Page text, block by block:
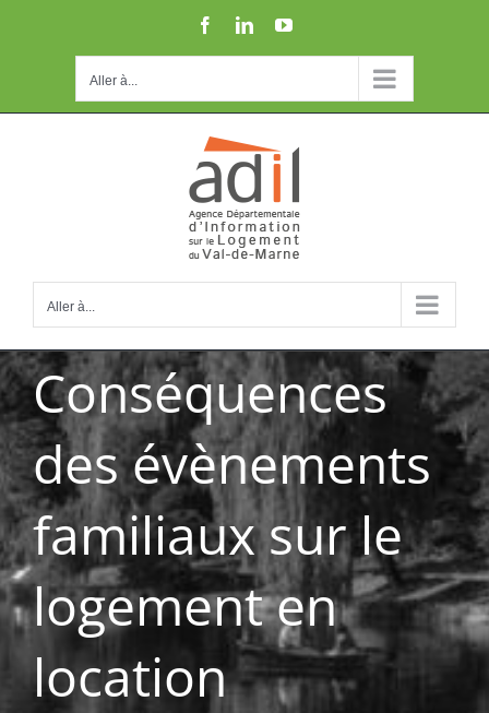
FacebookLinkedInYouTube
Aller à...
Aller à...
Conséquences
des évènements
familiaux sur le
logement en
location